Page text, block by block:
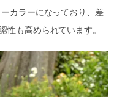
カラーになっており、差
性も高められています。